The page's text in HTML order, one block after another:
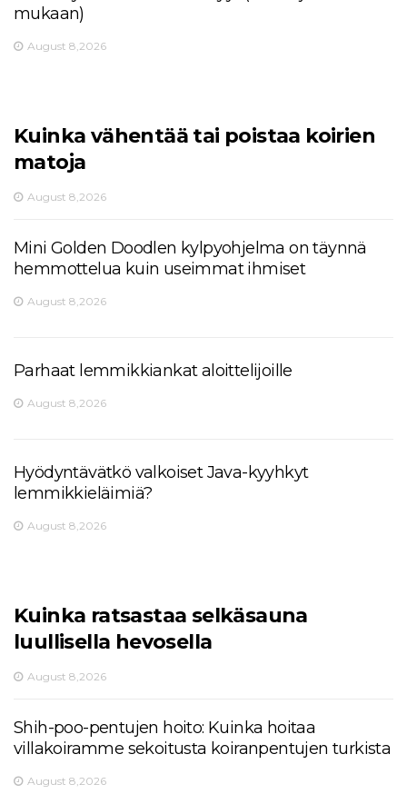
mukaan)
August 8,2026
Kuinka vähentää tai poistaa koirien
matoja
August 8,2026
Mini Golden Doodlen kylpyohjelma on täynnä
hemmottelua kuin useimmat ihmiset
August 8,2026
Parhaat lemmikkiankat aloittelijoille
August 8,2026
Hyödyntävätkö valkoiset Java-kyyhkyt
lemmikkieläimiä?
August 8,2026
Kuinka ratsastaa selkäsauna
luullisella hevosella
August 8,2026
Shih-poo-pentujen hoito: Kuinka hoitaa
villakoiramme sekoitusta koiranpentujen turkista
August 8,2026